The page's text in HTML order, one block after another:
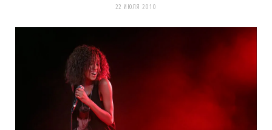
ну, теперь ты знаешь как выглядят те места в реале
Загрузка...
22 ИЮЛЯ 2010